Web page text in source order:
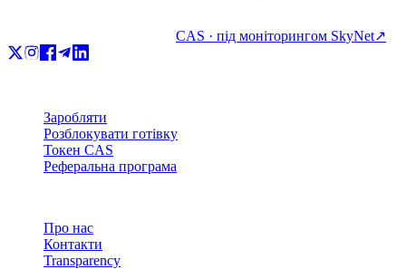
CAS · під моніторингом SkyNet↗
Заробляти
Розблокувати готівку
Токен CAS
Реферальна програма
Про нас
Контакти
Transparency